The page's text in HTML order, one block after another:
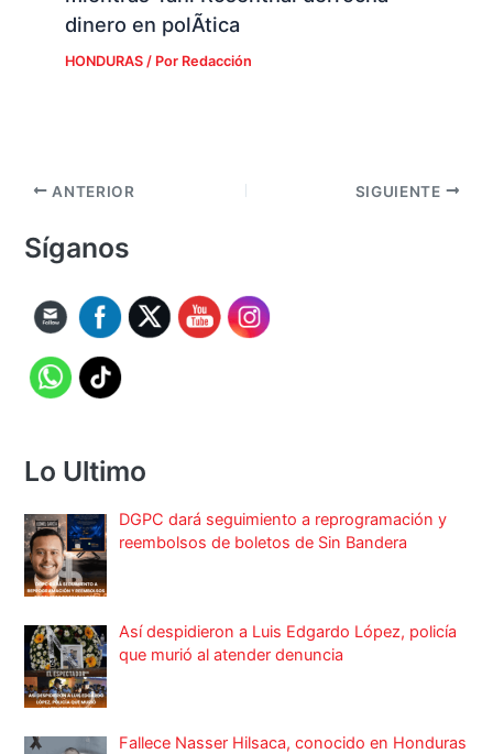
dinero en polÃ­tica
HONDURAS/ Por Redacción
ANTERIOR SIGUIENTE
Síganos
Lo Ultimo
DGPC dará seguimiento a reprogramación y
reembolsos de boletos de Sin Bandera
Así despidieron a Luis Edgardo López, policía
que murió al atender denuncia
Fallece Nasser Hilsaca, conocido en Honduras